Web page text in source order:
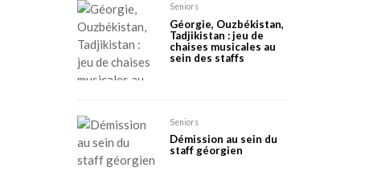
Seniors
Géorgie, Ouzbékistan,
Tadjikistan : jeu de
chaises musicales au
sein des staffs
Seniors
Démission au sein du
staff géorgien